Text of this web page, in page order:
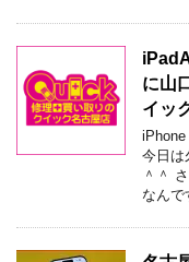
に山
イッ
今日は
＾＾
なんで